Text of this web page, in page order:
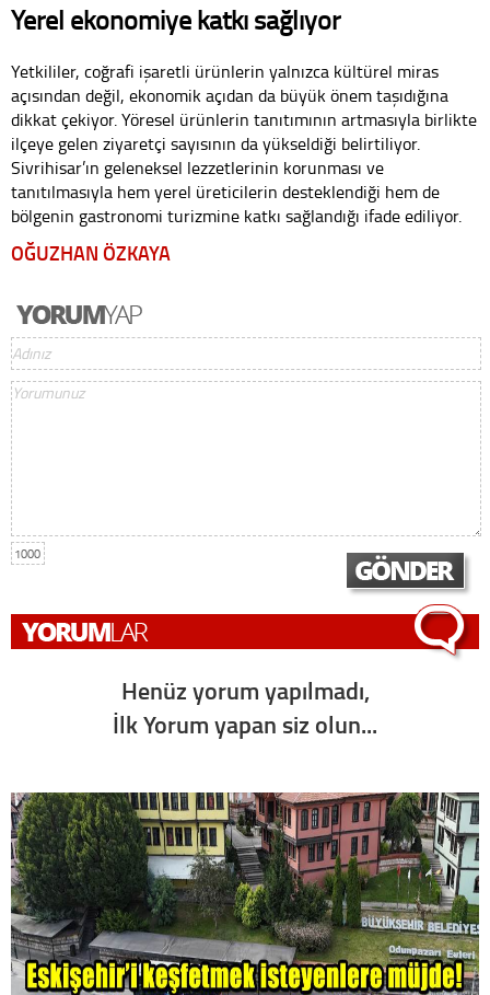
Yerel ekonomiye katkı sağlıyor
Yetkililer, coğrafi işaretli ürünlerin yalnızca kültürel miras
açısından değil, ekonomik açıdan da büyük önem taşıdığına
dikkat çekiyor. Yöresel ürünlerin tanıtımının artmasıyla birlikte
ilçeye gelen ziyaretçi sayısının da yükseldiği belirtiliyor.
Sivrihisar’ın geleneksel lezzetlerinin korunması ve
tanıtılmasıyla hem yerel üreticilerin desteklendiği hem de
bölgenin gastronomi turizmine katkı sağlandığı ifade ediliyor.
OĞUZHAN ÖZKAYA
1000
Henüz yorum yapılmadı,
İlk Yorum yapan siz olun...